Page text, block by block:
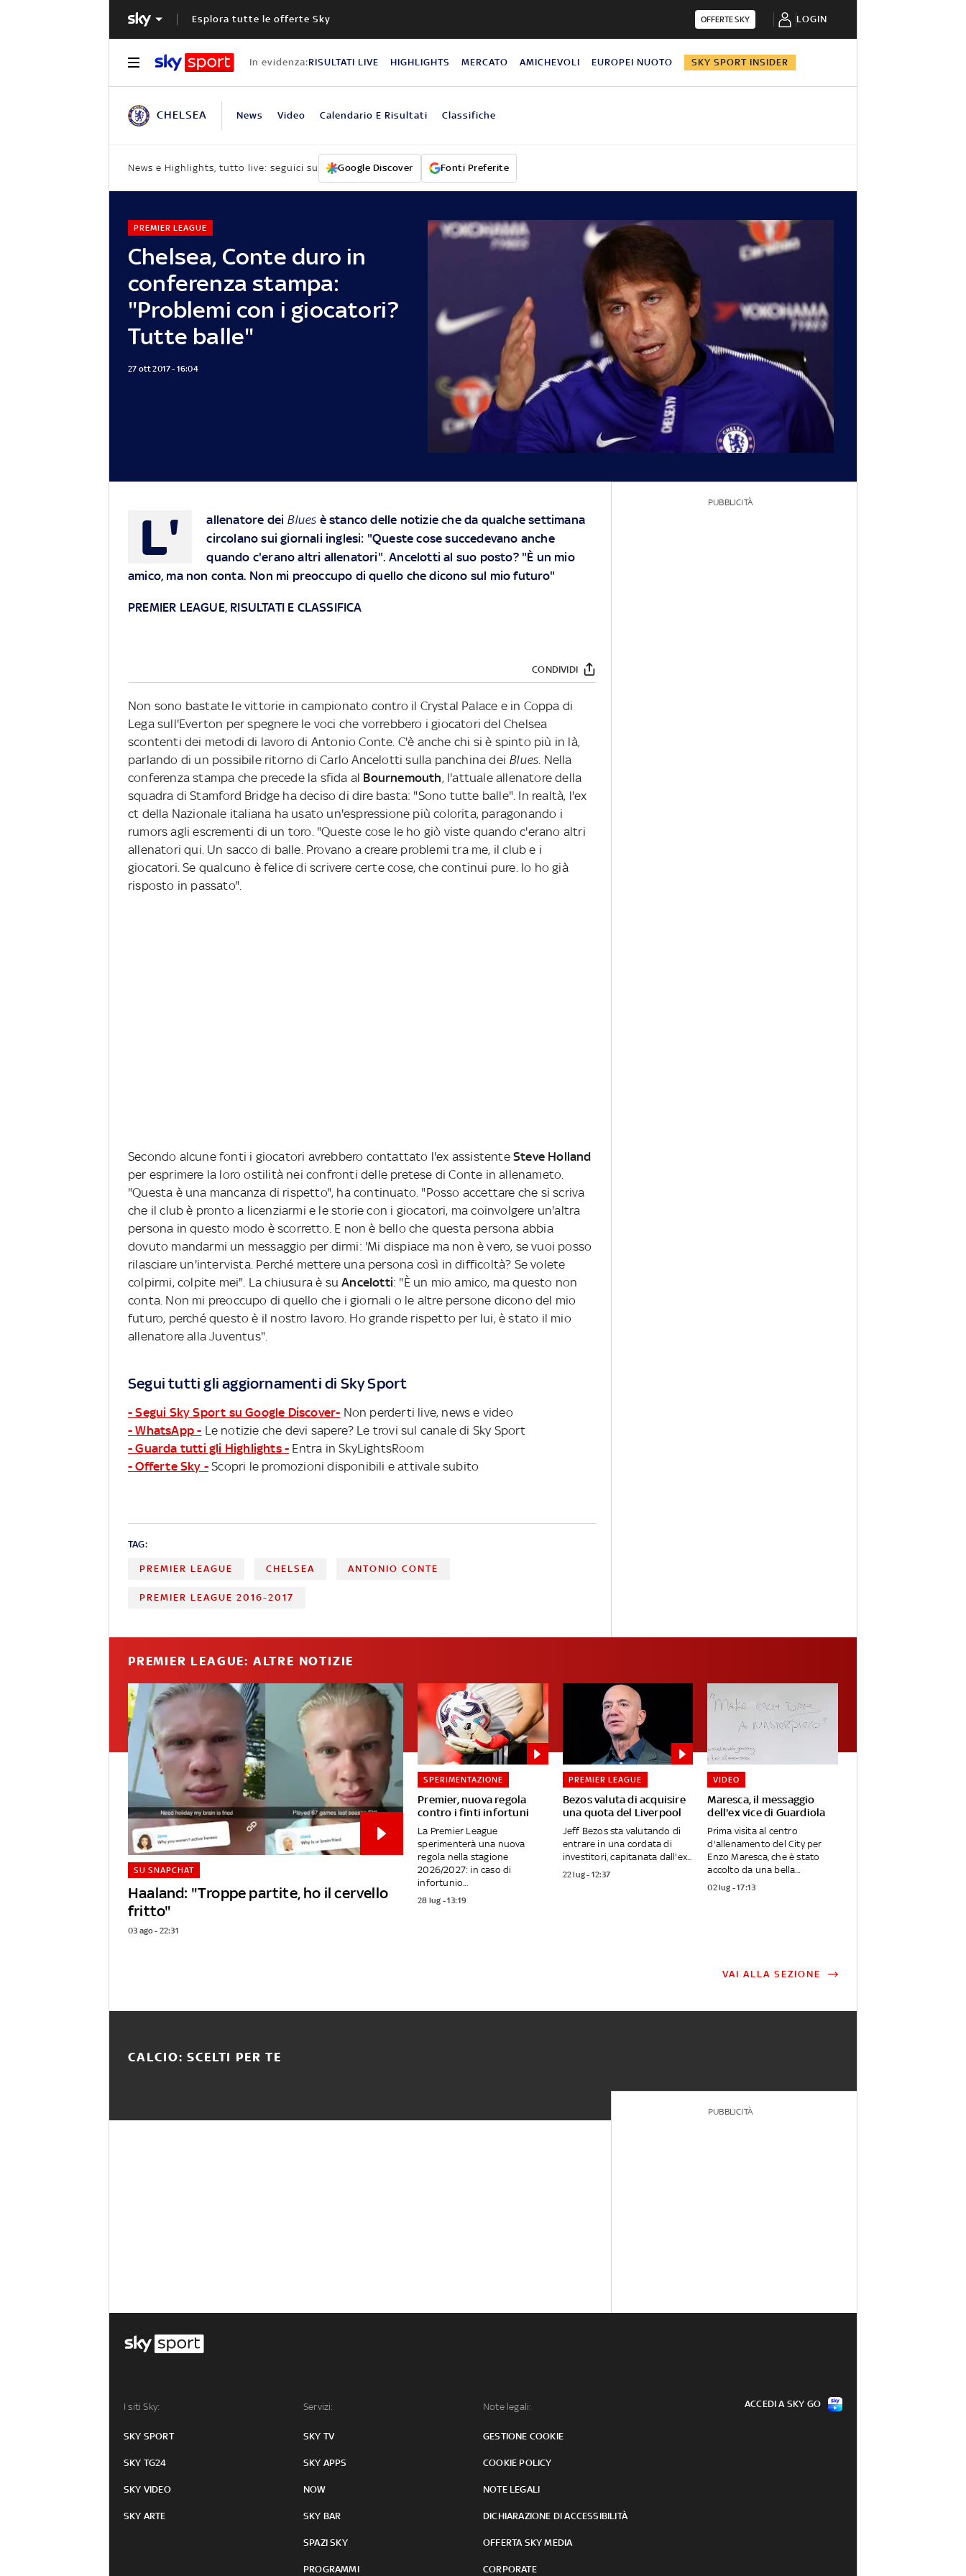
Esplora tutte le offerte Sky OFFERTE SKY LOGIN
In evidenza:RISULTATI LIVE HIGHLIGHTS MERCATO AMICHEVOLI EUROPEI NUOTO SKY SPORT INSIDER
CHELSEA News Video Calendario E Risultati Classifiche
News e Highlights, tutto live: seguici su Google Discover Fonti Preferite
Chelsea, Conte duro in
conferenza stampa:
"Problemi con i giocatori?
Tutte balle"
PREMIER LEAGUE
27 ott 2017 - 16:04
L' allenatore dei Blues è stanco delle notizie che da qualche settimana
circolano sui giornali inglesi: "Queste cose succedevano anche
quando c'erano altri allenatori". Ancelotti al suo posto? "È un mio
amico, ma non conta. Non mi preoccupo di quello che dicono sul mio futuro"
PREMIER LEAGUE, RISULTATI E CLASSIFICA
CONDIVIDI
Non sono bastate le vittorie in campionato contro il Crystal Palace e in Coppa di
Lega sull'Everton per spegnere le voci che vorrebbero i giocatori del Chelsea
scontenti dei metodi di lavoro di Antonio Conte. C'è anche chi si è spinto più in là,
parlando di un possibile ritorno di Carlo Ancelotti sulla panchina dei Blues. Nella
conferenza stampa che precede la sfida al Bournemouth, l'attuale allenatore della
squadra di Stamford Bridge ha deciso di dire basta: "Sono tutte balle". In realtà, l'ex
ct della Nazionale italiana ha usato un'espressione più colorita, paragonando i
rumors agli escrementi di un toro. "Queste cose le ho giò viste quando c'erano altri
allenatori qui. Un sacco di balle. Provano a creare problemi tra me, il club e i
giocatori. Se qualcuno è felice di scrivere certe cose, che continui pure. Io ho già
risposto in passato".
Secondo alcune fonti i giocatori avrebbero contattato l'ex assistente Steve Holland
per esprimere la loro ostilità nei confronti delle pretese di Conte in allenameto.
"Questa è una mancanza di rispetto", ha continuato. "Posso accettare che si scriva
che il club è pronto a licenziarmi e le storie con i giocatori, ma coinvolgere un'altra
persona in questo modo è scorretto. E non è bello che questa persona abbia
dovuto mandarmi un messaggio per dirmi: 'Mi dispiace ma non è vero, se vuoi posso
rilasciare un'intervista. Perché mettere una persona così in difficoltà? Se volete
colpirmi, colpite mei". La chiusura è suAncelotti: "È un mio amico, ma questo non
conta. Non mi preoccupo di quello che i giornali o le altre persone dicono del mio
futuro, perché questo è il nostro lavoro. Ho grande rispetto per lui, è stato il mio
allenatore alla Juventus".
Segui tutti gli aggiornamenti di Sky Sport
- Segui Sky Sport su Google Discover- Non perderti live, news e video
- WhatsApp - Le notizie che devi sapere? Le trovi sul canale di Sky Sport
- Guarda tutti gli Highlights - Entra in SkyLightsRoom
- Offerte Sky - Scopri le promozioni disponibili e attivale subito
TAG:
PREMIER LEAGUE CHELSEA ANTONIO CONTE
PREMIER LEAGUE 2016-2017
PUBBLICITÀ
PREMIER LEAGUE: ALTRE NOTIZIE
Haaland: "Troppe partite, ho il cervello
fritto"
SU SNAPCHAT
03 ago - 22:31
Premier, nuova regola
contro i finti infortuni
SPERIMENTAZIONE
La Premier League
sperimenterà una nuova
regola nella stagione
2026/2027: in caso di
infortunio...
28 lug - 13:19
Bezos valuta di acquisire
una quota del Liverpool
PREMIER LEAGUE
Jeff Bezos sta valutando di
entrare in una cordata di
investitori, capitanata dall'ex...
22 lug - 12:37
Maresca, il messaggio
dell'ex vice di Guardiola
VIDEO
Prima visita al centro
d'allenamento del City per
Enzo Maresca, che è stato
accolto da una bella...
02 lug - 17:13
VAI ALLA SEZIONE
CALCIO: SCELTI PER TE
PUBBLICITÀ
I siti Sky:
SKY SPORT
SKY TG24
SKY VIDEO
SKY ARTE
Servizi:
SKY TV
SKY APPS
NOW
SKY BAR
SPAZI SKY
PROGRAMMI
Note legali:
GESTIONE COOKIE
COOKIE POLICY
NOTE LEGALI
DICHIARAZIONE DI ACCESSIBILITÀ
OFFERTA SKY MEDIA
CORPORATE
ACCEDI A SKY GO